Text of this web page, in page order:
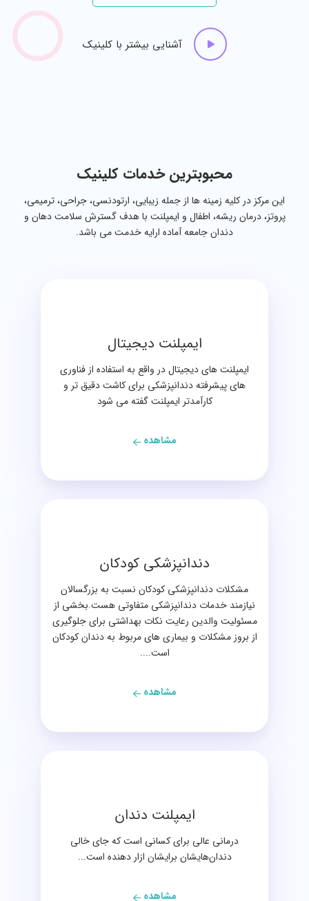
آشنایی بیشتر با کلینیک
محبوبترین خدمات کلینیک
این مرکز در کلیه زمینه ها از جمله زیبایی، ارتودنسی، جراحی، ترمیمی،
پروتز، درمان ریشه، اطفال و ایمپلنت با هدف گسترش سلامت دهان و
دندان جامعه آماده ارایه خدمت می باشد.
ایمپلنت دیجیتال
ایمپلنت های دیجیتال در واقع به استفاده از فناوری
های پیشرفته دندانپزشکی برای کاشت دقیق تر و
کارآمدتر ایمپلنت گفته می شود
مشاهده
دندانپزشکی کودکان
مشکلات دندانپزشکی کودکان نسبت به بزرگسالان
نیازمند خدمات دندانپزشکی متفاوتی هست.بخشی از
مسئولیت والدین رعایت نکات بهداشتی برای جلوگیری
از بروز مشکلات و بیماری های مربوط به دندان کودکان
است....
مشاهده
ایمپلنت دندان
درمانی عالی برای کسانی است که جای خالی
دندان‌هایشان برایشان ازار دهنده است...
مشاهده